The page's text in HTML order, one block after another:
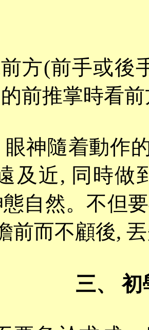
方(前手或後
前推掌時看
眼神隨着動作
及近, 同時做
自然。不但
前而不顧後,
三、 初